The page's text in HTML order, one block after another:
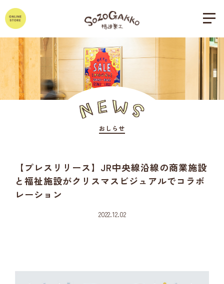
おしらせ
【プレスリリース】JR中央線沿線の商業施設
と福祉施設がクリスマスビジュアルでコラボ
レーション
2022.12.02